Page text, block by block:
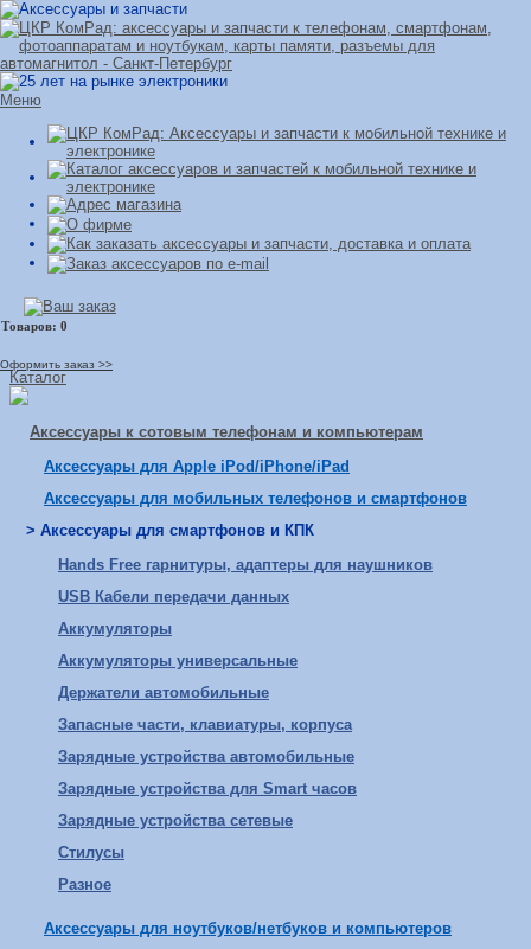
Меню
Оформить заказ >>
Каталог
Аксессуары к сотовым телефонам и компьютерам
Аксессуары для Apple iPod/iPhone/iPad
Аксессуары для мобильных телефонов и смартфонов
> Аксессуары для смартфонов и КПК
Hands Free гарнитуры, адаптеры для наушников
USB Кабели передачи данных
Аккумуляторы
Аккумуляторы универсальные
Держатели автомобильные
Запасные части, клавиатуры, корпуса
Зарядные устройства автомобильные
Зарядные устройства для Smart часов
Зарядные устройства сетевые
Стилусы
Разное
Аксессуары для ноутбуков/нетбуков и компьютеров